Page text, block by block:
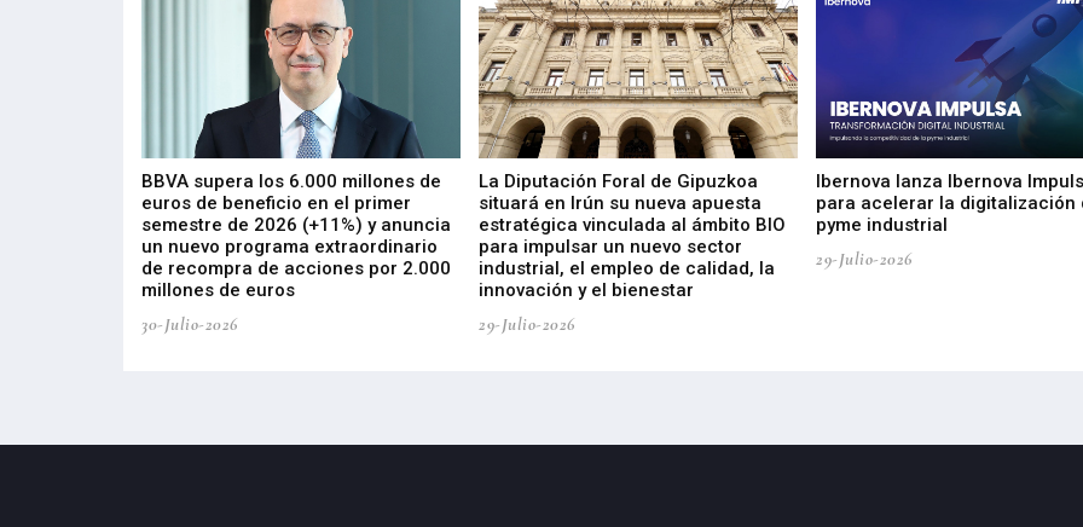
BBVA supera los 6.000 millones de
euros de beneficio en el primer
semestre de 2026 (+11%) y anuncia
un nuevo programa extraordinario
de recompra de acciones por 2.000
millones de euros
30-Julio-2026
La Diputación Foral de Gipuzkoa
situará en Irún su nueva apuesta
estratégica vinculada al ámbito BIO
para impulsar un nuevo sector
industrial, el empleo de calidad, la
innovación y el bienestar
29-Julio-2026
Ibernova lanza Ibernova
para acelerar la digitalización
pyme industrial
29-Julio-2026